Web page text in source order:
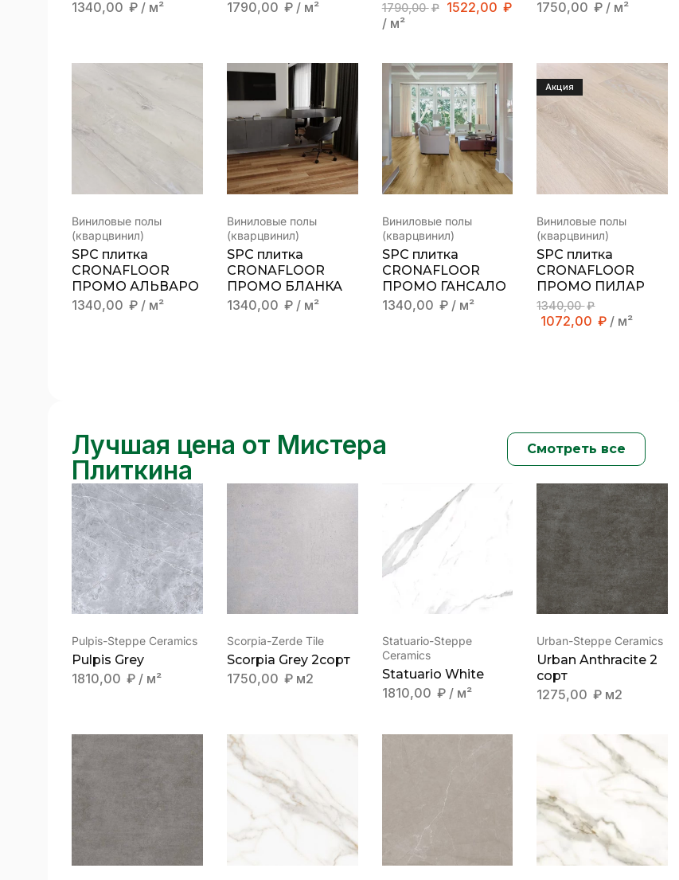
1340,00 ₽ / м² 1790,00 ₽ / м² 1790,00₽ 1522,00 ₽
/ м²
1750,00 ₽ / м²
Виниловые полы
(кварцвинил)
SPC плитка
CRONAFLOOR
ПРОМО АЛЬВАРО
1340,00 ₽ / м²
Виниловые полы
(кварцвинил)
SPC плитка
CRONAFLOOR
ПРОМО БЛАНКА
1340,00 ₽ / м²
Виниловые полы
(кварцвинил)
SPC плитка
CRONAFLOOR
ПРОМО ГАНСАЛО
1340,00 ₽ / м²
Акция
Виниловые полы
(кварцвинил)
SPC плитка
CRONAFLOOR
ПРОМО ПИЛАР
1340,00₽
1072,00 ₽ / м²
Лучшая цена от Мистера
Плиткина
Смотреть все
Pulpis-Steppe Ceramics
Pulpis Grey
1810,00 ₽ / м²
Scorpia-Zerde Tile
Scorpia Grey 2сорт
1750,00 ₽ м2
Statuario-Steppe
Ceramics
Statuario White
1810,00 ₽ / м²
Urban-Steppe Ceramics
Urban Anthracite 2
сорт
1275,00 ₽ м2
Новости/ 20 декабря 2025
КОГДА НУЖЕН
КЕРАМОГРАНИТ “ЗДЕСЬ И
СЕЙЧАС”
Новости 26 ноября 2025